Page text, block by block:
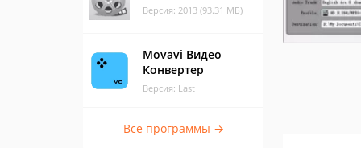
Версия: 2013 (93.31 МБ)
Movavi Видео
Конвертер
Версия: Last
Все программы →